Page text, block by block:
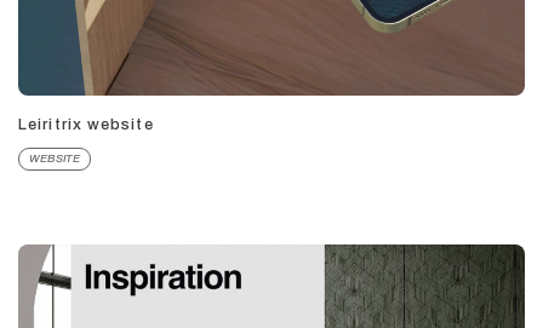
Leiritrix website
WEBSITE